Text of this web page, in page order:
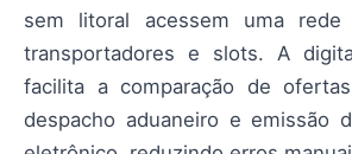
sem litoral acessem uma
transportadores e slots. A
facilita a comparação de
despacho aduaneiro e emissão